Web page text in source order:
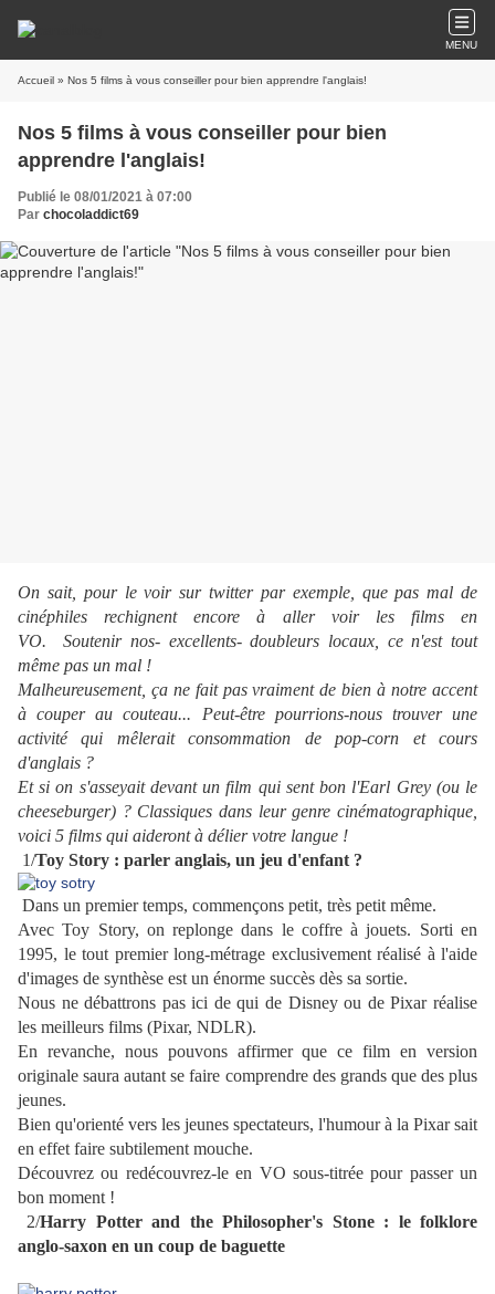
MENU
Accueil » Nos 5 films à vous conseiller pour bien apprendre l'anglais!
Nos 5 films à vous conseiller pour bien
apprendre l'anglais!
Publié le 08/01/2021 à 07:00
Par chocoladdict69
On sait, pour le voir sur twitter par exemple, que pas mal de
cinéphiles rechignent encore à aller voir les films en
VO.Soutenir nos- excellents- doubleurs locaux, ce n'est tout
même pas un mal !
Malheureusement, ça ne fait pas vraiment de bien à notre accent
à couper au couteau... Peut-être pourrions-nous trouver une
activité qui mêlerait consommation de pop-corn et cours
d'anglais ?
Et si on s'asseyait devant un film qui sent bon l'Earl Grey (ou le
cheeseburger) ? Classiques dans leur genre cinématographique,
voici 5 films qui aideront à délier votre langue !
1/Toy Story : parler anglais, un jeu d'enfant ?
Dans un premier temps, commençons petit, très petit même.
Avec Toy Story, on replonge dans le coffre à jouets. Sorti en
1995, le tout premier long-métrage exclusivement réalisé à l'aide
d'images de synthèse est un énorme succès dès sa sortie.
Nous ne débattrons pas ici de qui de Disney ou de Pixar réalise
les meilleurs films (Pixar, NDLR).
En revanche, nous pouvons affirmer que ce film en version
originale saura autant se faire comprendre des grands que des plus
jeunes.
Bien qu'orienté vers les jeunes spectateurs, l'humour à la Pixar sait
en effet faire subtilement mouche.
Découvrez ou redécouvrez-le en VO sous-titrée pour passer un
bon moment !
2/Harry Potter and the Philosopher's Stone : le folklore
anglo-saxon en un coup de baguette